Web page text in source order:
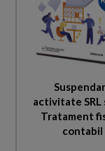
activitate SRL
Tratament
contabil